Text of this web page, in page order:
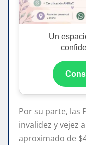
Un
Por su parte, las
invalidez y vejez
aproximado de